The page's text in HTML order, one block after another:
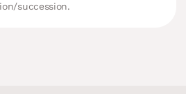
succession.